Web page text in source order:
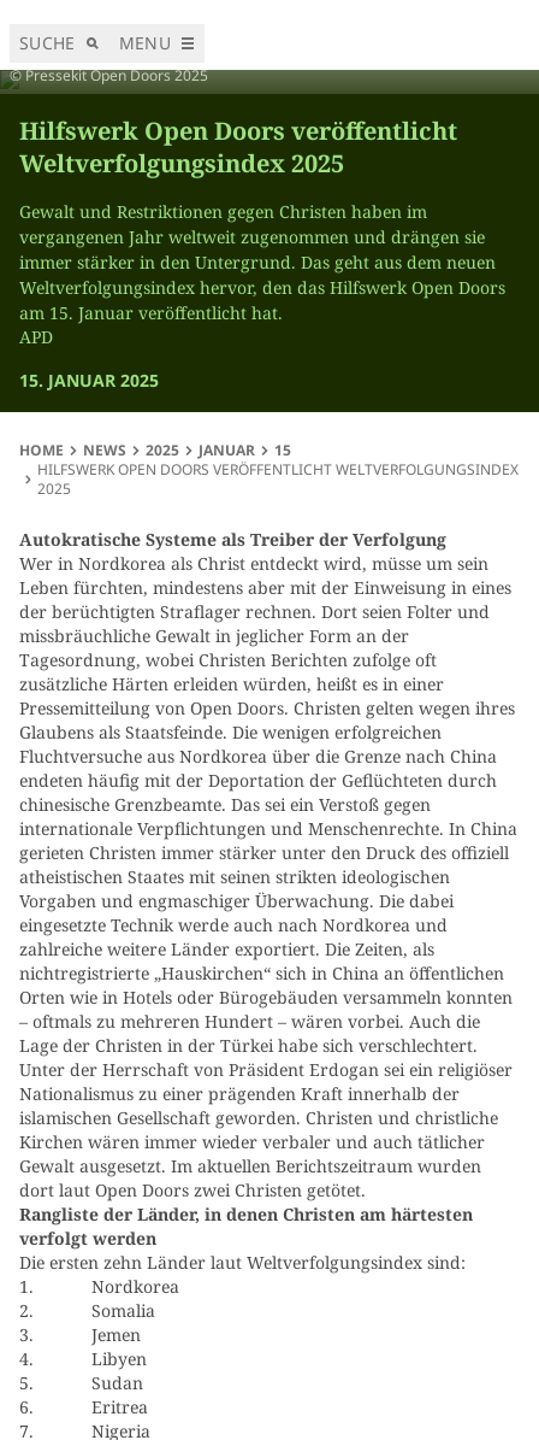
SUCHE MENU
© Pressekit Open Doors 2025
Hilfswerk Open Doors veröffentlicht
Weltverfolgungsindex 2025
Gewalt und Restriktionen gegen Christen haben im
vergangenen Jahr weltweit zugenommen und drängen sie
immer stärker in den Untergrund. Das geht aus dem neuen
Weltverfolgungsindex hervor, den das Hilfswerk Open Doors
am 15. Januar veröffentlicht hat.
APD
15. JANUAR 2025
HOME NEWS 2025 JANUAR
15
HILFSWERK OPEN DOORS VERÖFFENTLICHT WELTVERFOLGUNGSINDEX
2025
Autokratische Systeme als Treiber der Verfolgung
Wer in Nordkorea als Christ entdeckt wird, müsse um sein
Leben fürchten, mindestens aber mit der Einweisung in eines
der berüchtigten Straflager rechnen. Dort seien Folter und
missbräuchliche Gewalt in jeglicher Form an der
Tagesordnung, wobei Christen Berichten zufolge oft
zusätzliche Härten erleiden würden, heißt es in einer
Pressemitteilung von Open Doors. Christen gelten wegen ihres
Glaubens als Staatsfeinde. Die wenigen erfolgreichen
Fluchtversuche aus Nordkorea über die Grenze nach China
endeten häufig mit der Deportation der Geflüchteten durch
chinesische Grenzbeamte. Das sei ein Verstoß gegen
internationale Verpflichtungen und Menschenrechte. In China
gerieten Christen immer stärker unter den Druck des offiziell
atheistischen Staates mit seinen strikten ideologischen
Vorgaben und engmaschiger Überwachung. Die dabei
eingesetzte Technik werde auch nach Nordkorea und
zahlreiche weitere Länder exportiert. Die Zeiten, als
nichtregistrierte „Hauskirchen“ sich in China an öffentlichen
Orten wie in Hotels oder Bürogebäuden versammeln konnten
– oftmals zu mehreren Hundert – wären vorbei. Auch die
Lage der Christen in der Türkei habe sich verschlechtert.
Unter der Herrschaft von Präsident Erdogan sei ein religiöser
Nationalismus zu einer prägenden Kraft innerhalb der
islamischen Gesellschaft geworden. Christen und christliche
Kirchen wären immer wieder verbaler und auch tätlicher
Gewalt ausgesetzt. Im aktuellen Berichtszeitraum wurden
dort laut Open Doors zwei Christen getötet.
Rangliste der Länder, in denen Christen am härtesten
verfolgt werden
Die ersten zehn Länder laut Weltverfolgungsindex sind:
1. Nordkorea
2. Somalia
3. Jemen
4. Libyen
5. Sudan
6. Eritrea
7. Nigeria